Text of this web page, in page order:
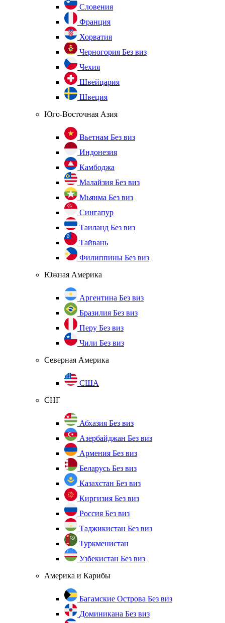
Словения
Франция
Хорватия
Черногория Без виз
Чехия
Швейцария
Швеция
Юго-Восточная Азия
Вьетнам Без виз
Индонезия
Камбоджа
Малайзия Без виз
Мьянма Без виз
Сингапур
Таиланд Без виз
Тайвань
Филиппины Без виз
Южная Америка
Аргентина Без виз
Бразилия Без виз
Перу Без виз
Чили Без виз
Северная Америка
США
СНГ
Абхазия Без виз
Азербайджан Без виз
Армения Без виз
Беларусь Без виз
Казахстан Без виз
Киргизия Без виз
Россия Без виз
Таджикистан Без виз
Туркменистан
Узбекистан Без виз
Америка и Карибы
Багамские Острова Без виз
Доминикана Без виз